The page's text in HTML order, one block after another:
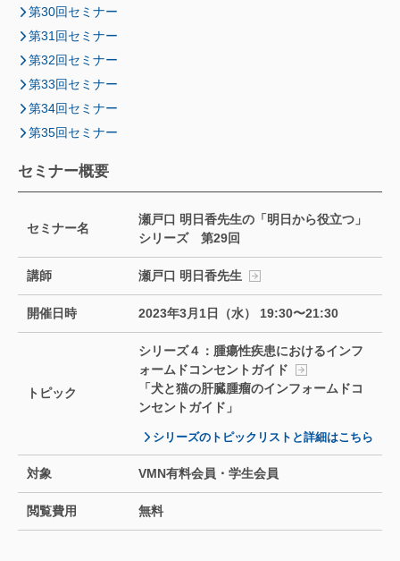
第30回セミナー
第31回セミナー
第32回セミナー
第33回セミナー
第34回セミナー
第35回セミナー
セミナー概要
セミナー名
瀬戸口 明日香先生の「明日から役立つ」
シリーズ 第29回
講師 瀬戸口 明日香先生
開催日時 2023年3月1日（水） 19:30〜21:30
トピック
シリーズ４：腫瘍性疾患におけるインフ
ォームドコンセントガイド
「犬と猫の肝臓腫瘤のインフォームドコ
ンセントガイド」
シリーズのトピックリストと詳細はこちら
対象 VMN有料会員・学生会員
閲覧費用 無料